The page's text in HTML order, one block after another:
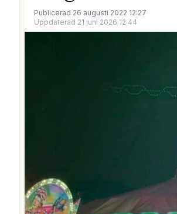
Publicerad 26 augusti 2022 12:27
Uppdaterad 21 juni 2026 12:44